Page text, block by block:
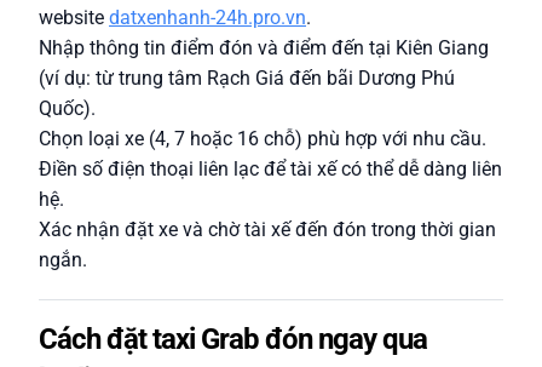
website datxenhanh-24h.pro.vn.
Nhập thông tin điểm đón và điểm đến tại Kiên Giang
(ví dụ: từ trung tâm Rạch Giá đến bãi Dương Phú
Quốc).
Chọn loại xe (4, 7 hoặc 16 chỗ) phù hợp với nhu cầu.
Điền số điện thoại liên lạc để tài xế có thể dễ dàng liên
hệ.
Xác nhận đặt xe và chờ tài xế đến đón trong thời gian
ngắn.
Cách đặt taxi Grab đón ngay qua